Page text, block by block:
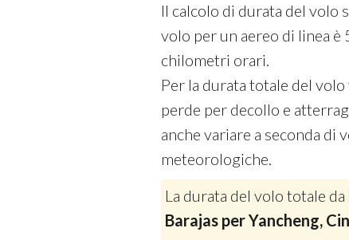
Il calcolo di durata del volo
volo per un aereo di linea
chilometri orari.
Per la durata totale del
perde per decollo e
anche variare a seconda di
meteorologiche.
La durata del volo totale da
Barajas per Yancheng,